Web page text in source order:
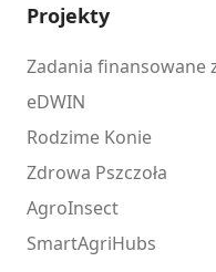
Projekty
Zadania finansowane
eDWIN
Rodzime Konie
Zdrowa Pszczoła
AgroInsect
SmartAgriHubs